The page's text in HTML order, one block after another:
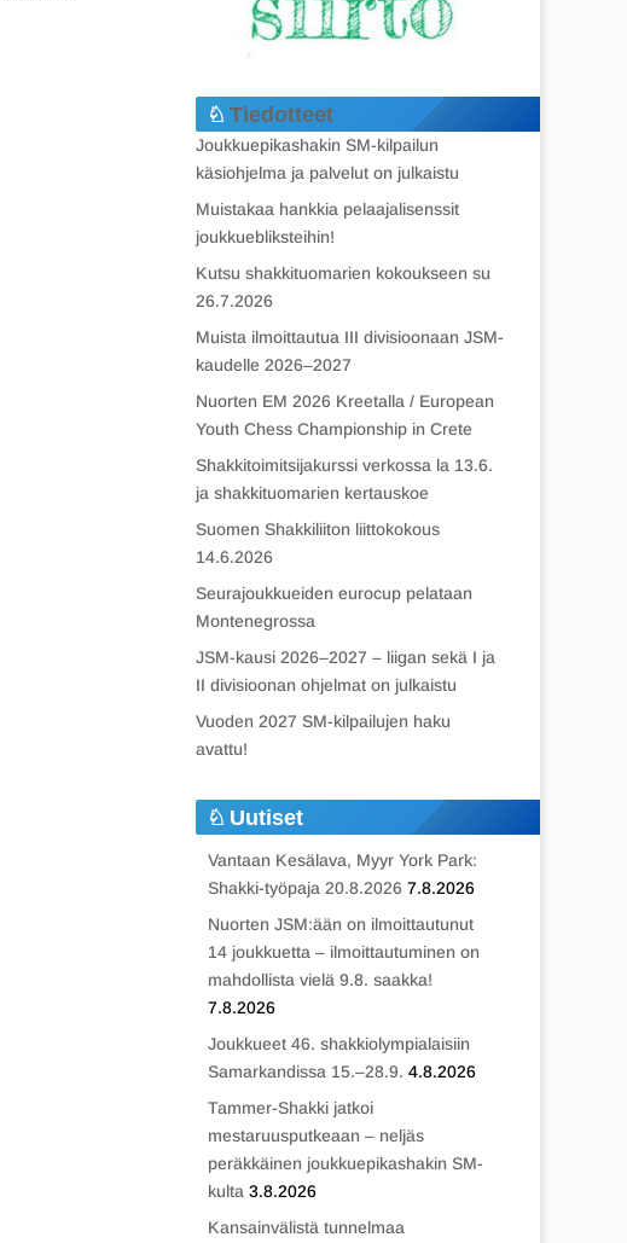
Tiedotteet
Joukkuepikashakin SM-kilpailun
käsiohjelma ja palvelut on julkaistu
Muistakaa hankkia pelaajalisenssit
joukkuebliksteihin!
Kutsu shakkituomarien kokoukseen su
26.7.2026
Muista ilmoittautua III divisioonaan JSM-
kaudelle 2026–2027
Nuorten EM 2026 Kreetalla / European
Youth Chess Championship in Crete
Shakkitoimitsijakurssi verkossa la 13.6.
ja shakkituomarien kertauskoe
Suomen Shakkiliiton liittokokous
14.6.2026
Seurajoukkueiden eurocup pelataan
Montenegrossa
JSM-kausi 2026–2027 – liigan sekä I ja
II divisioonan ohjelmat on julkaistu
Vuoden 2027 SM-kilpailujen haku
avattu!
Uutiset
Vantaan Kesälava, Myyr York Park:
Shakki-työpaja 20.8.2026 7.8.2026
Nuorten JSM:ään on ilmoittautunut
14 joukkuetta – ilmoittautuminen on
mahdollista vielä 9.8. saakka!
7.8.2026
Joukkueet 46. shakkiolympialaisiin
Samarkandissa 15.–28.9. 4.8.2026
Tammer-Shakki jatkoi
mestaruusputkeaan – neljäs
peräkkäinen joukkuepikashakin SM-
kulta 3.8.2026
Kansainvälistä tunnelmaa